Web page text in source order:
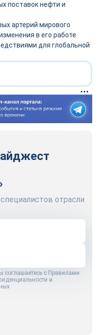
поставок нефти и
артерий мирового
в его работе
для глобальной
отрасли
соглашаетесь с Правилами
и